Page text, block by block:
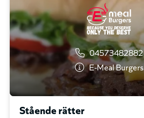
Pasta Dinolättfräst skivad oxfilé,
champinjoner, rödlök & grana padano
22.00€
Sommarsallad på krispsallad,
grillad gurka, krutonger, zucchini,
& ramslöksdressing - välj mellan -
(NO) - Grillad kyckling 13€ (SE) -
13.00€
04573482882
E-Meal Burgers
Stående rätter